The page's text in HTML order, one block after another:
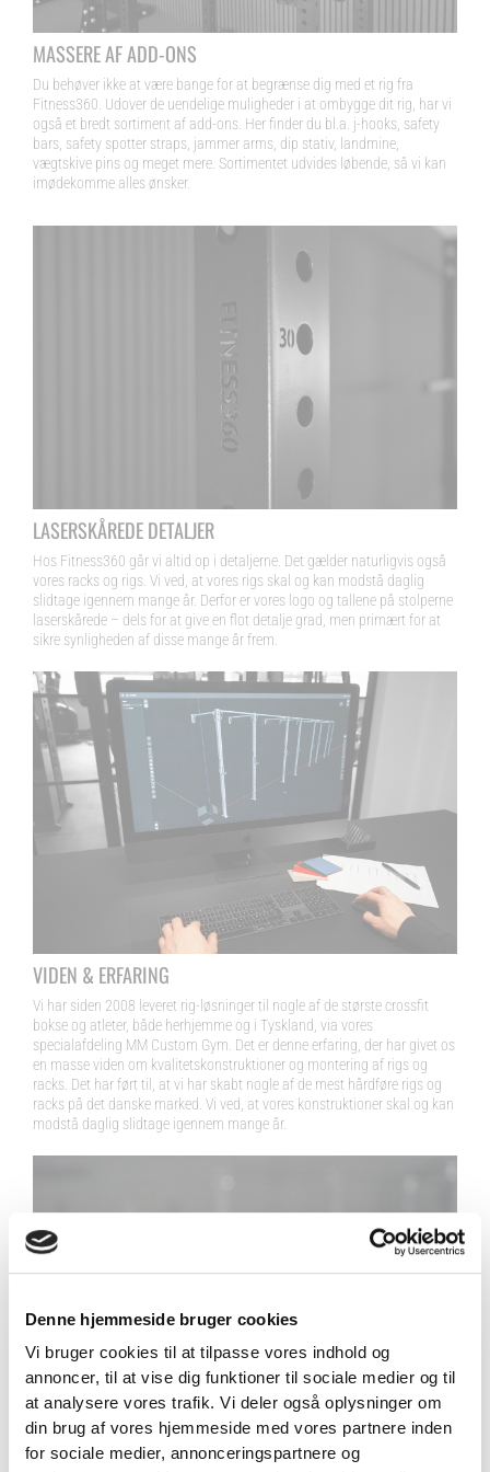
Denne hjemmeside bruger cookies
Vi bruger cookies til at tilpasse vores indhold og
annoncer, til at vise dig funktioner til sociale medier og til
at analysere vores trafik. Vi deler også oplysninger om
din brug af vores hjemmeside med vores partnere inden
for sociale medier, annonceringspartnere og
MASSERE AF ADD-ONS
Du behøver ikke at være bange for at begrænse dig med et rig fra
Fitness360. Udover de uendelige muligheder i at ombygge dit rig, har vi
også et bredt sortiment af add-ons. Her finder du bl.a. j-hooks, safety
bars, safety spotter straps, jammer arms, dip stativ, landmine,
vægtskive pins og meget mere. Sortimentet udvides løbende, så vi kan
imødekomme alles ønsker.
LASERSKÅREDE DETALJER
Hos Fitness360 går vi altid op i detaljerne. Det gælder naturligvis også
vores racks og rigs. Vi ved, at vores rigs skal og kan modstå daglig
slidtage igennem mange år. Derfor er vores logo og tallene på stolperne
laserskårede – dels for at give en flot detalje grad, men primært for at
sikre synligheden af disse mange år frem.
VIDEN & ERFARING
Vi har siden 2008 leveret rig-løsninger til nogle af de største crossfit
bokse og atleter, både herhjemme og i Tyskland, via vores
specialafdeling MM Custom Gym. Det er denne erfaring, der har givet os
en masse viden om kvalitetskonstruktioner og montering af rigs og
racks. Det har ført til, at vi har skabt nogle af de mest hårdføre rigs og
racks på det danske marked. Vi ved, at vores konstruktioner skal og kan
modstå daglig slidtage igennem mange år.
PERSONLIGGØR DIT RIG
VIND 2 VALGFRIE HÅNDVÆGTE 💥
Tilmeld dig nyhedsbrevet og deltag i
konkurrencen om 2 valgfrie